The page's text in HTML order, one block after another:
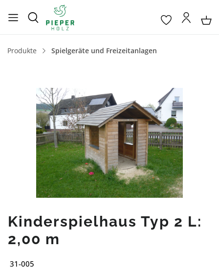
Produkte Spielgeräte und Freizeitanlagen
Bildergalerie überspringen
Kinderspielhaus Typ 2 L:
2,00 m
31-005